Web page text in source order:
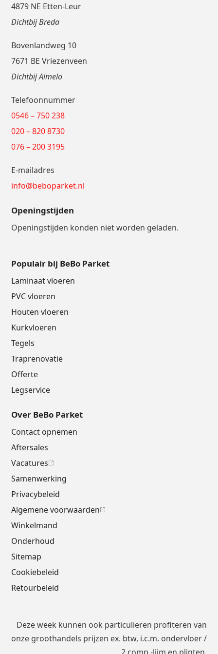
4879 NE Etten-Leur
Dichtbij Breda
Bovenlandweg 10
7671 BE Vriezenveen
Dichtbij Almelo
Telefoonnummer
0546 – 750 238
020 – 820 8730
076 – 200 3195
E-mailadres
info@beboparket.nl
Openingstijden
Openingstijden konden niet worden geladen.
Populair bij BeBo Parket
Laminaat vloeren
PVC vloeren
Houten vloeren
Kurkvloeren
Tegels
Traprenovatie
Offerte
Legservice
Over BeBo Parket
Contact opnemen
Aftersales
Vacatures
Samenwerking
Privacybeleid
Algemene voorwaarden
Winkelmand
Onderhoud
Sitemap
Cookiebeleid
Retourbeleid
Deze week kunnen ook particulieren profiteren van
onze groothandels prijzen ex. btw, i.c.m. ondervloer/